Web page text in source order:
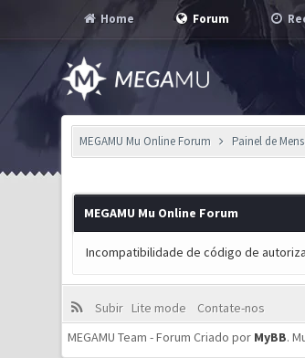
Home Forum
MEGAMU Mu Online Forum Painel de
MEGAMU Mu Online Forum
Incompatibilidade de código de
Subir Lite mode
Contate-nos
MEGAMU Team - Forum Criado por MyBB.